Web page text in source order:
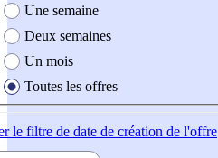
Une semaine
Deux semaines
Un mois
Toutes les offres
le filtre de date de création de l'offre